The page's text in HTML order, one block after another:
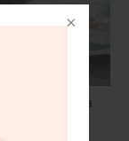
oficial de la